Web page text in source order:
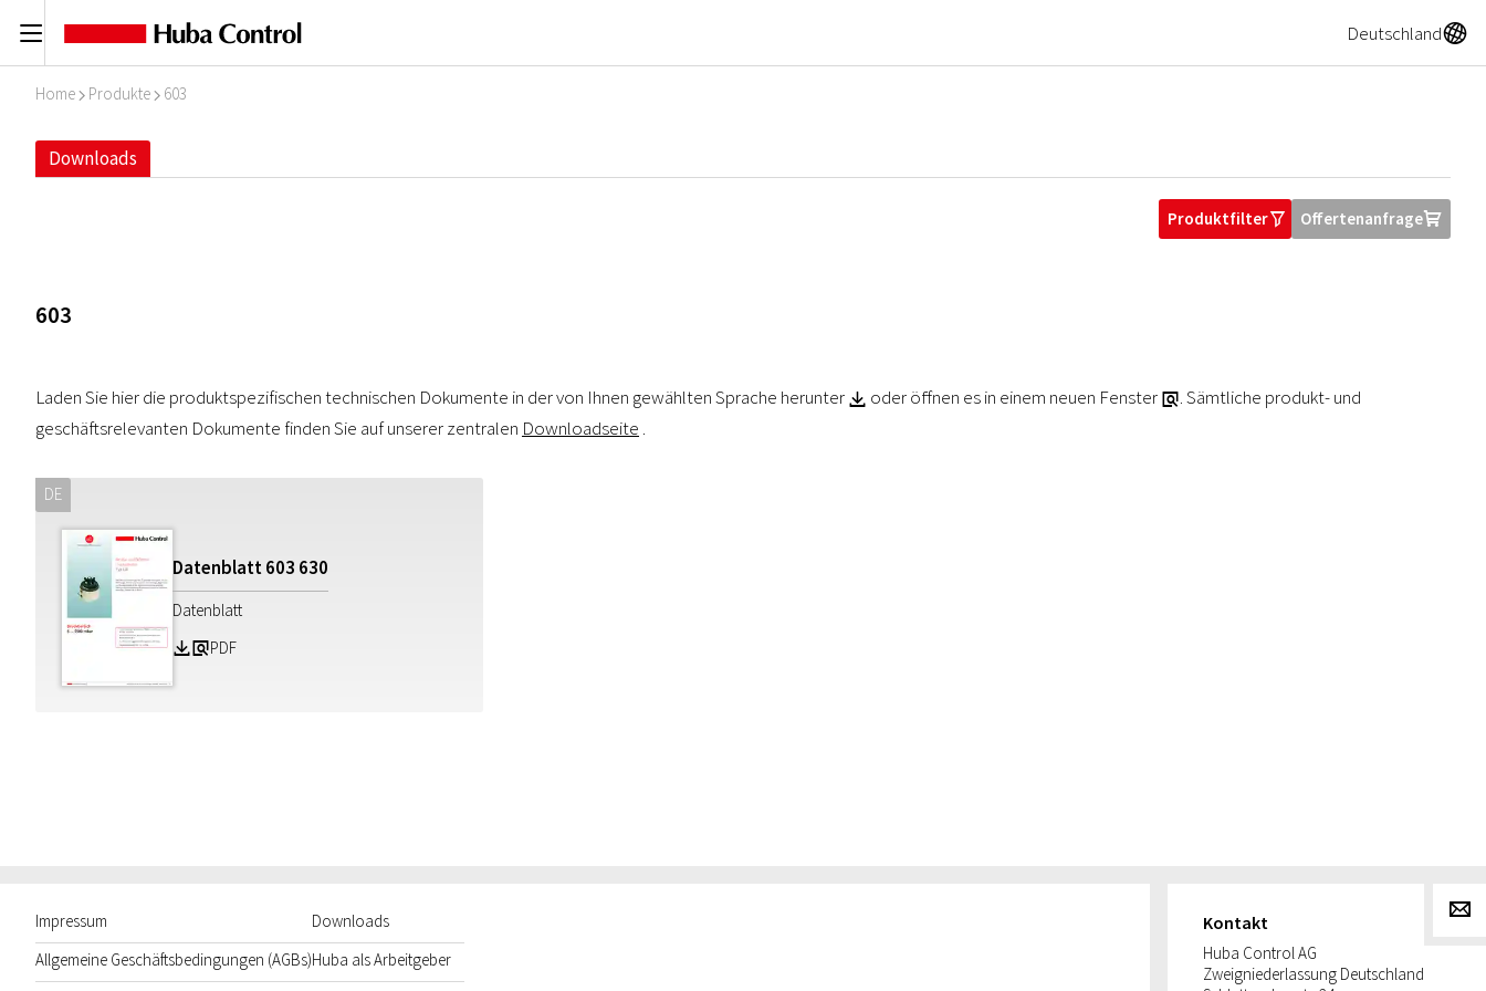
C DeutschlandA
Home I Produkte I 603
Downloads
ProduktfilterO OffertenanfrageU
603
Laden Sie hier die produktspezifischen technischen Dokumente in der von Ihnen gewählten Sprache herunter Z oder öffnen es in einem neuen Fenster a. Sämtliche produkt- und
geschäftsrelevanten Dokumente finden Sie auf unserer zentralen Downloadseite .
DE
Datenblatt603 630
Datenblatt
Z aPDF
Impressum
Allgemeine Geschäftsbedingungen (AGBs)
Downloads
Huba als Arbeitgeber
Kontakt
Huba Control AG
Zweigniederlassung Deutschland
g